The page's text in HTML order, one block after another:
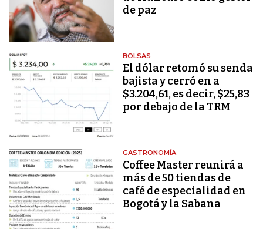
de paz
BOLSAS
El dólar retomó su senda
bajista y cerró en a
$3.204,61, es decir, $25,83
por debajo de la TRM
GASTRONOMÍA
Coffee Master reunirá a
más de 50 tiendas de
café de especialidad en
Bogotá y la Sabana